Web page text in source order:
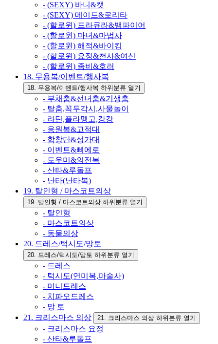
- (SEXY) 바니&캣
- (SEXY) 메이드&로리타
- (할로윈) 드라큐라&뱀파이어
- (할로윈) 마녀&마법사
- (할로윈) 해적&바이킹
- (할로윈) 요정&천사&여신
- (할로윈) 좀비&호러
18. 무용복/이벤트/행사복
18. 무용복/이벤트/행사복 하위분류 열기
- 부채춤&선녀춤&기생춤
- 탈춤,꼭두각시,사물놀이
- 라틴,플라멩고,캉캉
- 응원복&고적대
- 합창단&성가대
- 이벤트&삐에로
- 도우미&의전복
- 산타&루돌프
- 난타(난타복)
19. 탈인형 / 마스코트의상
19. 탈인형 / 마스코트의상 하위분류 열기
- 탈인형
- 마스코트의상
- 동물의상
20. 드레스/턱시도/망토
20. 드레스/턱시도/망토 하위분류 열기
- 드레스
- 턱시도(연미복,마술사)
- 미니드레스
- 치파오드레스
- 망 토
21. 크리스마스 의상
21. 크리스마스 의상 하위분류 열기
- 크리스마스 요정
- 산타&루돌프